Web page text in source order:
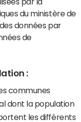
du ministère de
données par
de
:
communes
dont la population
les différents